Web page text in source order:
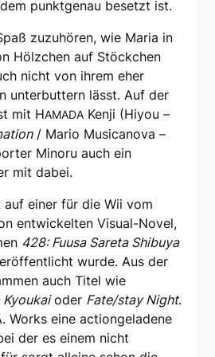
punktgenau besetzt ist.
zuzuhören, wie Maria in
Hölzchen auf Stöckchen
nicht von ihrem eher
unterbuttern lässt. Auf der
mit HAMADA Kenji (Hiyou –
/ Mario Musicanova –
Minoru auch ein
mit dabei.
auf einer für die Wii vom
entwickelten Visual-Novel,
428: Fuusa Sareta Shibuya
wurde. Aus der
auch Titel wie
Kyoukaioder Fate/stay Night.
Works eine actiongeladene
der es einem nicht